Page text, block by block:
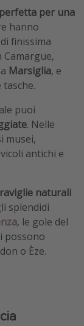
per una
hanno
finissima
Camargue,
Marsiglia, e
puoi
. Nelle
musei,
antichi e
naturali
splendidi
, le gole del
possono
o Èze.